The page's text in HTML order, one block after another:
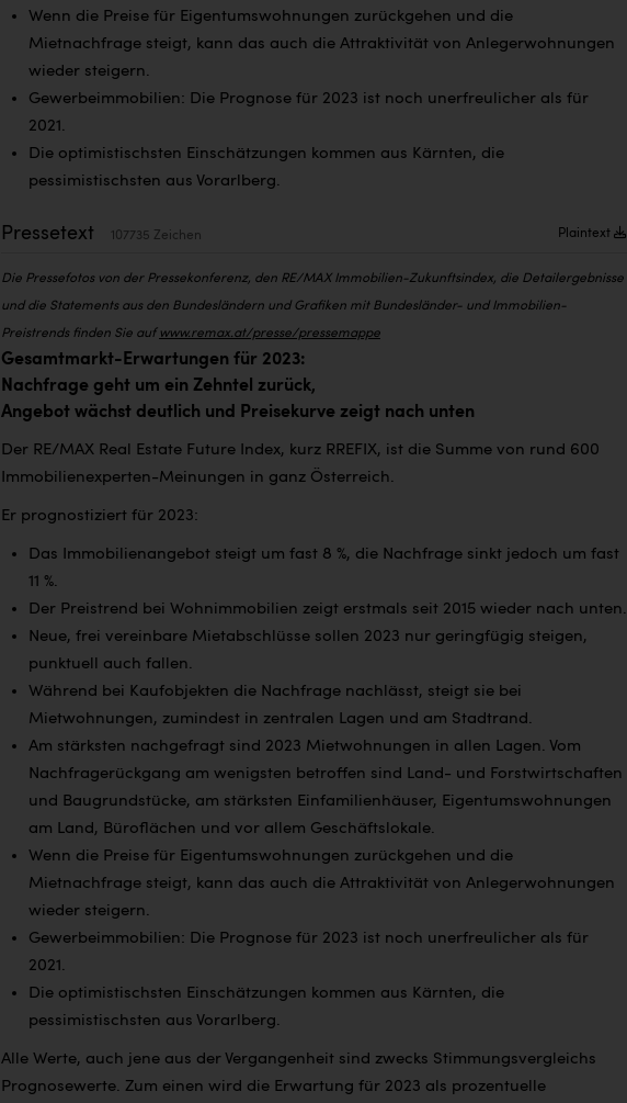
Wenn die Preise für Eigentumswohnungen zurückgehen und die
Mietnachfrage steigt, kann das auch die Attraktivität von Anlegerwohnungen
wieder steigern.
Gewerbeimmobilien: Die Prognose für 2023 ist noch unerfreulicher als für
2021.
Die optimistischsten Einschätzungen kommen aus Kärnten, die
pessimistischsten aus Vorarlberg.
Pressetext 107735 Zeichen Plaintext
Die Pressefotos von der Pressekonferenz, den RE/MAX Immobilien-Zukunftsindex, die Detailergebnisse
und die Statements aus den Bundesländern und Grafiken mit Bundesländer- und Immobilien-
Preistrends finden Sie auf www.remax.at/presse/pressemappe
Gesamtmarkt-Erwartungen für 2023:
Nachfrage geht um ein Zehntel zurück,
Angebot wächst deutlich und Preisekurve zeigt nach unten
Der RE/MAX Real Estate Future Index, kurz RREFIX, ist die Summe von rund 600
Immobilienexperten-Meinungen in ganz Österreich.
Er prognostiziert für 2023:
Das Immobilienangebot steigt um fast 8 %, die Nachfrage sinkt jedoch um fast
11 %.
Der Preistrend bei Wohnimmobilien zeigt erstmals seit 2015 wieder nach unten.
Neue, frei vereinbare Mietabschlüsse sollen 2023 nur geringfügig steigen,
punktuell auch fallen.
Während bei Kaufobjekten die Nachfrage nachlässt, steigt sie bei
Mietwohnungen, zumindest in zentralen Lagen und am Stadtrand.
Am stärksten nachgefragt sind 2023 Mietwohnungen in allen Lagen. Vom
Nachfragerückgang am wenigsten betroffen sind Land- und Forstwirtschaften
und Baugrundstücke, am stärksten Einfamilienhäuser, Eigentumswohnungen
am Land, Büroflächen und vor allem Geschäftslokale.
Wenn die Preise für Eigentumswohnungen zurückgehen und die
Mietnachfrage steigt, kann das auch die Attraktivität von Anlegerwohnungen
wieder steigern.
Gewerbeimmobilien: Die Prognose für 2023 ist noch unerfreulicher als für
2021.
Die optimistischsten Einschätzungen kommen aus Kärnten, die
pessimistischsten aus Vorarlberg.
Alle Werte, auch jene aus der Vergangenheit sind zwecks Stimmungsvergleichs
Prognosewerte. Zum einen wird die Erwartung für 2023 als prozentuelle